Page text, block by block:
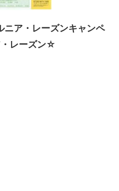
ア・レーズンキャンペ
レーズン☆